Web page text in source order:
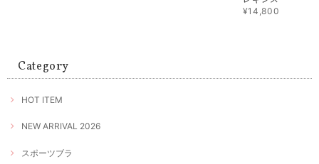
¥14,800
Category
HOT ITEM
NEW ARRIVAL 2026
スポーツブラ